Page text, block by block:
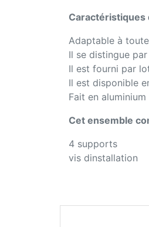
Caractéristiques
Adaptable à
Il se distingue
Il est fourni par
Il est disponible
Fait en
Cet ensemble
4 supports
vis dinstallation